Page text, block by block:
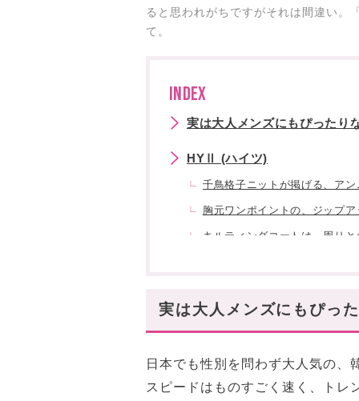
ると思われがちですがそれは間違い。
て。
INDEX
実は大人メンズにもぴったり
HYⅡ (ハイツ)
千鳥格子ニットが掲げる、ア
胸元ワンポイントの、ジップ
キルティングコートは、周り
DOFFJASON (ドフジェーソ
累積販売が数万枚以上を記録
実は大人メンズにもぴっ
日本でも性別を問わず大人気の、
スピードはものすごく速く、トレ